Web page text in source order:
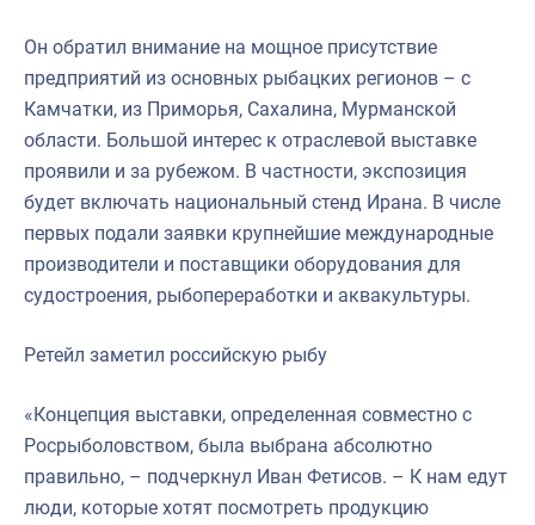
Он обратил внимание на мощное присутствие
предприятий из основных рыбацких регионов – с
Камчатки, из Приморья, Сахалина, Мурманской
области. Большой интерес к отраслевой выставке
проявили и за рубежом. В частности, экспозиция
будет включать национальный стенд Ирана. В числе
первых подали заявки крупнейшие международные
производители и поставщики оборудования для
судостроения, рыбопереработки и аквакультуры.
Ретейл заметил российскую рыбу
«Концепция выставки, определенная совместно с
Росрыболовством, была выбрана абсолютно
правильно, – подчеркнул Иван Фетисов. – К нам едут
люди, которые хотят посмотреть продукцию